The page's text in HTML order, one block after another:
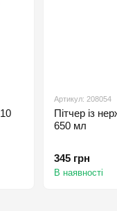
Артикул: 208054
Пітчер із
650 мл
345 грн
В наявності